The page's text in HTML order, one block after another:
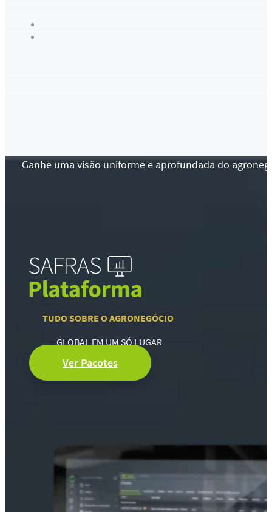
Ganhe uma visão uniforme e aprofundada do
TUDO SOBRE O AGRONEGÓCIO
GLOBAL EM UM SÓ LUGAR
Ver Pacotes